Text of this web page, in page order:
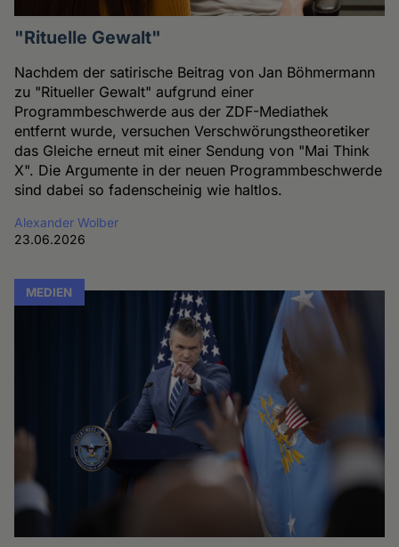
"Rituelle Gewalt"
Nachdem der satirische Beitrag von Jan Böhmermann
zu "Ritueller Gewalt" aufgrund einer
Programmbeschwerde aus der ZDF-Mediathek
entfernt wurde, versuchen Verschwörungstheoretiker
das Gleiche erneut mit einer Sendung von "Mai Think
X". Die Argumente in der neuen Programmbeschwerde
sind dabei so fadenscheinig wie haltlos.
Alexander Wolber
23.06.2026
MEDIEN